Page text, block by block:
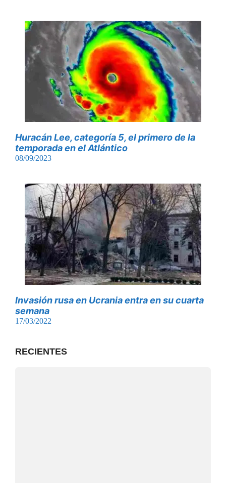
Huracán Lee, categoría 5, el primero de la
temporada en el Atlántico
08/09/2023
Invasión rusa en Ucrania entra en su cuarta
semana
17/03/2022
RECIENTES